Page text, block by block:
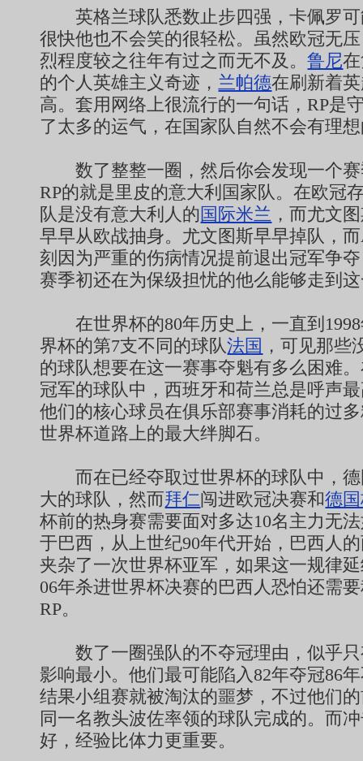
英格兰球队悉数止步四强，卡佩罗可
很快他也不会笑的很轻松。虽然欧冠无
烈程度较之往年有过之而无不及。鲁尼
的个人英雄主义奇迹， 兰帕德在刷新着
高。套用网络上很流行的一句话，RP是
了太多的运气，在国家队自然不会有理
数了整整一圈，然后你会发现一个赛
RP的就是里皮的意大利国家队。在欧冠
队是没有意大利人的 国际米兰 ，而尤文
早早从欧战抽身。尤文图斯早早掉队，
刻因为严重的伤病情况提前退出冠军争
赛季初还在为保级担忧的他么能够走到
在世界杯的80年历史上，一直到1998
界杯的第7支不同的球队法国 ，可见那些
的球队想要在这一赛事夺魁有多么困难
冠军的球队中，西班牙和荷兰总是呼声
他们的核心球员在俱乐部赛事消耗的过
世界杯道路上的最大绊脚石。
而在已经夺取过世界杯的球队中，德
大的球队，然而拜仁闯进欧冠决赛和德
杯前的热身赛需要面对多达10名主力无
于巴西，从上世纪90年代开始，巴西人
夹杂了一次世界杯亚军，如果这一规律
06年杀进世界杯决赛的巴西人恐怕还需
RP。
数了一圈强队的不夺冠理由，似乎只
影响最小。他们最可能陷入82年夺冠86
结果小组赛就被淘汰的噩梦，不过他们
同一名教头波佐率领的球队完成的。而
好，经验比体力更重要。